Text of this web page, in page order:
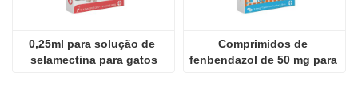
0,25ml para solução de
selamectina para gatos
Comprimidos de
fenbendazol de 50 mg para